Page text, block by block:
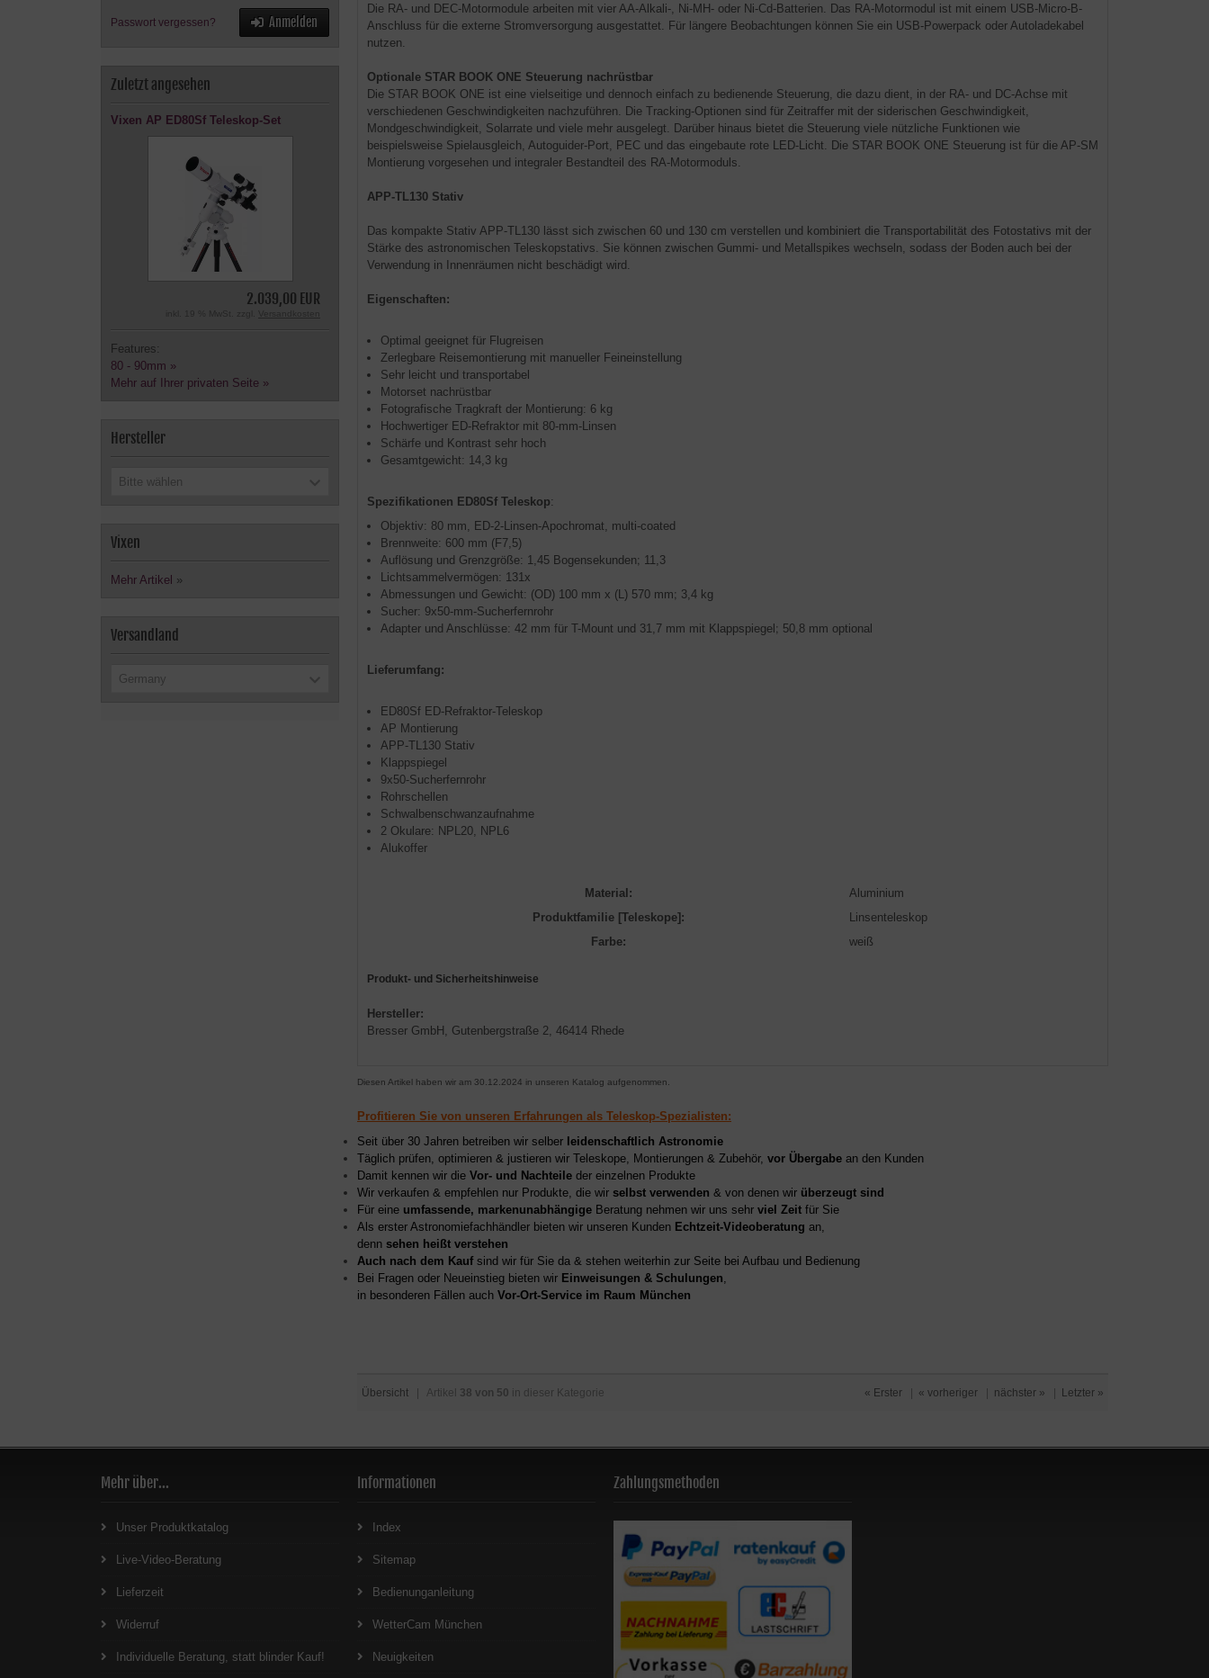
Die RA- und DEC-Motormodule arbeiten mit vier AA-Alkali-, Ni-MH- oder Ni-Cd-Batterien. Das RA-Motormodul ist mit einem USB-Micro-B-
Anschluss für die externe Stromversorgung ausgestattet. Für längere Beobachtungen können Sie ein USB-Powerpack oder Autoladekabel
nutzen.
Optionale STAR BOOK ONE Steuerung nachrüstbar
Die STAR BOOK ONE ist eine vielseitige und dennoch einfach zu bedienende Steuerung, die dazu dient, in der RA- und DC-Achse mit
verschiedenen Geschwindigkeiten nachzuführen. Die Tracking-Optionen sind für Zeitraffer mit der siderischen Geschwindigkeit,
Mondgeschwindigkeit, Solarrate und viele mehr ausgelegt. Darüber hinaus bietet die Steuerung viele nützliche Funktionen wie
beispielsweise Spielausgleich, Autoguider-Port, PEC und das eingebaute rote LED-Licht. Die STAR BOOK ONE Steuerung ist für die AP-SM
Montierung vorgesehen und integraler Bestandteil des RA-Motormoduls.
APP-TL130 Stativ
Das kompakte Stativ APP-TL130 lässt sich zwischen 60 und 130 cm verstellen und kombiniert die Transportabilität des Fotostativs mit der
Stärke des astronomischen Teleskopstativs. Sie können zwischen Gummi- und Metallspikes wechseln, sodass der Boden auch bei der
Verwendung in Innenräumen nicht beschädigt wird.
Eigenschaften:
Optimal geeignet für Flugreisen
Zerlegbare Reisemontierung mit manueller Feineinstellung
Sehr leicht und transportabel
Motorset nachrüstbar
Fotografische Tragkraft der Montierung: 6 kg
Hochwertiger ED-Refraktor mit 80-mm-Linsen
Schärfe und Kontrast sehr hoch
Gesamtgewicht: 14,3 kg
Spezifikationen ED80Sf Teleskop:
Objektiv: 80 mm, ED-2-Linsen-Apochromat, multi-coated
Brennweite: 600 mm (F7,5)
Auflösung und Grenzgröße: 1,45 Bogensekunden; 11,3
Lichtsammelvermögen: 131x
Abmessungen und Gewicht: (OD) 100 mm x (L) 570 mm; 3,4 kg
Sucher: 9x50-mm-Sucherfernrohr
Adapter und Anschlüsse: 42 mm für T-Mount und 31,7 mm mit Klappspiegel; 50,8 mm optional
Lieferumfang:
ED80Sf ED-Refraktor-Teleskop
AP Montierung
APP-TL130 Stativ
Klappspiegel
9x50-Sucherfernrohr
Rohrschellen
Schwalbenschwanzaufnahme
2 Okulare: NPL20, NPL6
Alukoffer
Material:
Aluminium
Produktfamilie [Teleskope]:
Linsenteleskop
Farbe:
weiß
Produkt- und Sicherheitshinweise
Hersteller:
Bresser GmbH, Gutenbergstraße 2, 46414 Rhede
Diesen Artikel haben wir am 30.12.2024 in unseren Katalog aufgenommen.
Profitieren Sie von unseren Erfahrungen als Teleskop-Spezialisten:
Seit über 30 Jahren betreiben wir selber leidenschaftlich Astronomie
Täglich prüfen, optimieren & justieren wir Teleskope, Montierungen & Zubehör, vor Übergabe an den Kunden
Damit kennen wir die Vor- und Nachteile der einzelnen Produkte
Wir verkaufen & empfehlen nur Produkte, die wir selbst verwenden & von denen wir überzeugt sind
Für eine umfassende, markenunabhängige Beratung nehmen wir uns sehr viel Zeit für Sie
Als erster Astronomiefachhändler bieten wir unseren Kunden Echtzeit-Videoberatung an,
denn sehen heißt verstehen
Auch nach dem Kaufsind wir für Sie da & stehen weiterhin zur Seite bei Aufbau und Bedienung
Bei Fragen oder Neueinstieg bieten wir Einweisungen & Schulungen
in besonderen Fällen auch Vor-Ort-Service im Raum München
Übersicht | Artikel 38 von 50 in dieser Kategorie « Erster | « vorheriger | nächster » | Letzter »
Passwort vergessen? Anmelden
Zuletzt angesehen
Vixen AP ED80Sf Teleskop-Set
2.039,00 EUR
inkl. 19 % MwSt. zzgl.
Features:
80 - 90mm »
Mehr auf Ihrer privaten Seite »
Hersteller
Bitte wählen
Vixen
Mehr Artikel »
Versandland
Germany
Mehr über...
Unser Produktkatalog
Live-Video-Beratung
Lieferzeit
Widerruf
Individuelle Beratung, statt blinder Kauf!
Informationen
Index
Sitemap
Bedienunganleitung
WetterCam München
Neuigkeiten
Zahlungsmethoden